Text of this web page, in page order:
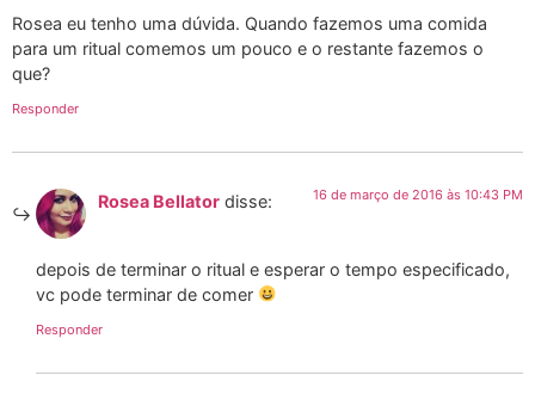
Rosea eu tenho uma dúvida. Quando fazemos uma comida
para um ritual comemos um pouco e o restante fazemos o
que?
Responder
Rosea Bellator disse: 16 de março de 2016 às 10:43 PM
depois de terminar o ritual e esperar o tempo especificado,
vc pode terminar de comer
Responder